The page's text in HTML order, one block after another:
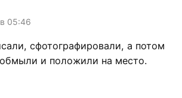
05:46
сфотографировали, а потом
и положили на место.